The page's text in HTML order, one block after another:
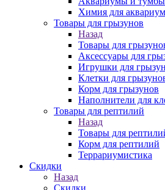
Химия для
Товары для грызунов
Назад
Товары для
Аксессуары для
Игрушки для
Клетки для
Корм для грызунов
Наполнители для
Товары для рептилий
Назад
Товары для
Корм для рептилий
Террариумистика
Скидки
Назад
Скидки